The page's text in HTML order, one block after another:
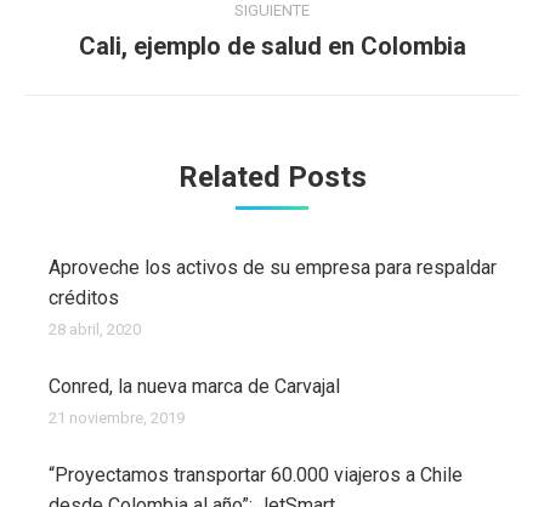
SIGUIENTE
Publicación
Cali, ejemplo de salud en Colombia
Related Posts
Aproveche los activos de su empresa para respaldar
créditos
28 abril, 2020
Conred, la nueva marca de Carvajal
21 noviembre, 2019
“Proyectamos transportar 60.000 viajeros a Chile